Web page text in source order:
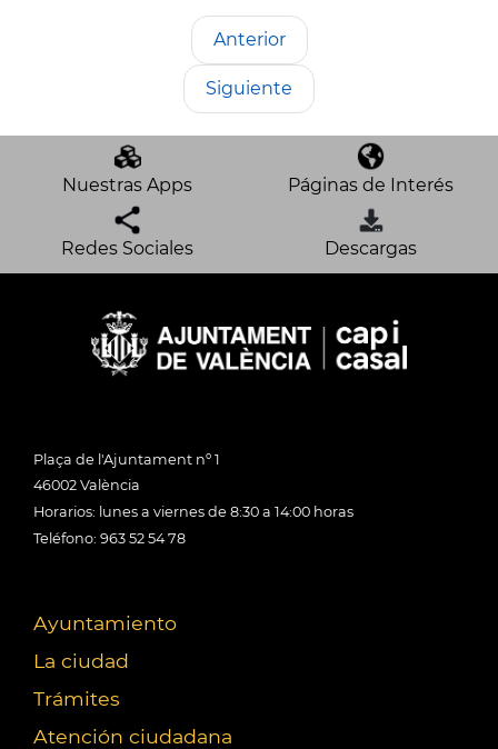
Anterior
Siguiente
Nuestras Apps Páginas de Interés
Redes Sociales Descargas
Plaça de l'Ajuntament nº 1
46002 València
Horarios: lunes a viernes de 8:30 a 14:00 horas
Teléfono: 963 52 54 78
Ayuntamiento
La ciudad
Trámites
Atención ciudadana